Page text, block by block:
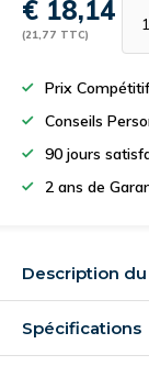
€ 18,14
(21,77 TTC)
Prix
Conseils
90 jours
2 ans de
Description
Spécifications